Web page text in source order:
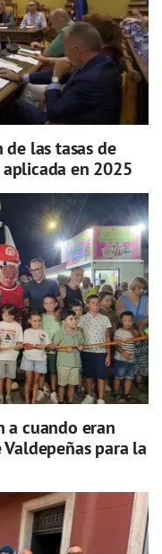
las tasas de
en 2025
a cuando eran
para la